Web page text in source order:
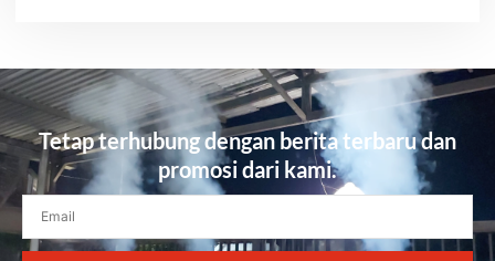
Tetap terhubung dengan berita terbaru dan
promosi dari kami.